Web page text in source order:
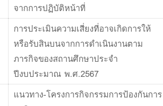
จากการปฏิบัติหน้าที่
การประเมินความเสี่ยงที่อาจเกิดการให้
หรือรับสินบนจากการดำเนินงานตาม
ภารกิจของสถานศึกษาประจำ
ปีงบประมาณ พ.ศ.2567
แนวทาง-โครงการกิจกรรมการป้องกันการ